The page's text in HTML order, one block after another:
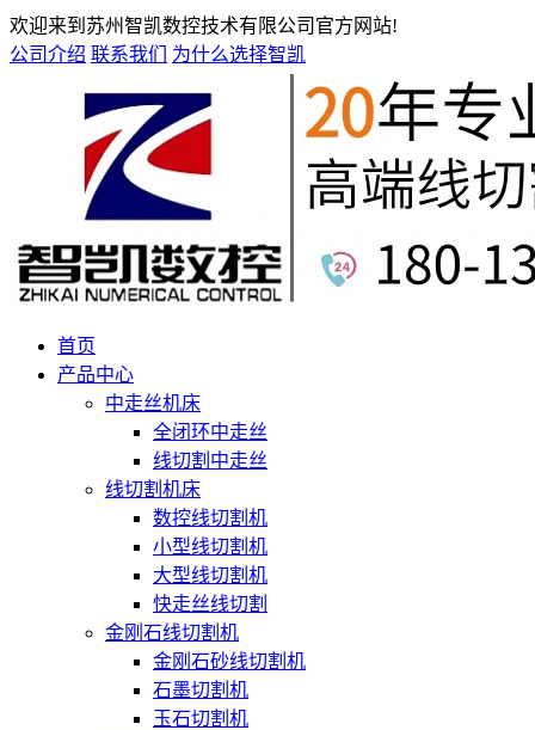
欢迎来到苏州智凯数控技术有限公司官方网站!
公司介绍 联系我们 为什么选择智凯
首页
产品中心
中走丝机床
全闭环中走丝
线切割中走丝
线切割机床
数控线切割机
小型线切割机
大型线切割机
快走丝线切割
金刚石线切割机
金刚石砂线切割机
石墨切割机
玉石切割机